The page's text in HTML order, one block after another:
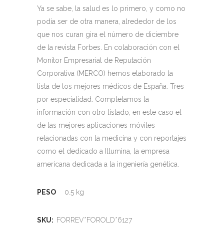
Ya se sabe, la salud es lo primero, y como no
podía ser de otra manera, alrededor de los
que nos curan gira el número de diciembre
de la revista Forbes. En colaboración con el
Monitor Empresarial de Reputación
Corporativa (MERCO) hemos elaborado la
lista de los mejores médicos de España. Tres
por especialidad. Completamos la
información con otro listado, en este caso el
de las mejores aplicaciones móviles
relacionadas con la medicina y con reportajes
como el dedicado a Illumina, la empresa
americana dedicada a la ingeniería genética.
PESO 0.5 kg
SKU: FORREV*FOROLD*6127